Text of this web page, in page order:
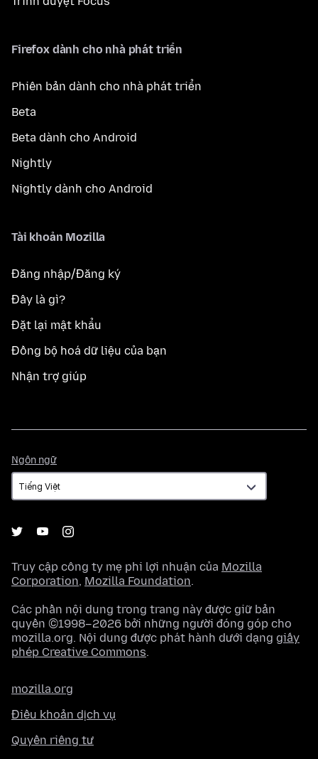
Firefox dành cho nhà phát triển
Phiên bản dành cho nhà phát triển
Beta
Beta dành cho Android
Nightly
Nightly dành cho Android
Tài khoản Mozilla
Đăng nhập/Đăng ký
Đây là gì?
Đặt lại mật khẩu
Đồng bộ hoá dữ liệu của bạn
Nhận trợ giúp
Ngôn ngữ
ngữ
Truy cập công ty mẹ phi lợi nhuận của Mozilla
Corporation, Mozilla Foundation.
Các phần nội dung trong trang này được giữ bản
quyền ©1998–2026 bởi những người đóng góp cho
mozilla.org. Nội dung được phát hành dưới dạng giấy
phép Creative Commons.
mozilla.org
Điều khoản dịch vụ
Quyền riêng tư